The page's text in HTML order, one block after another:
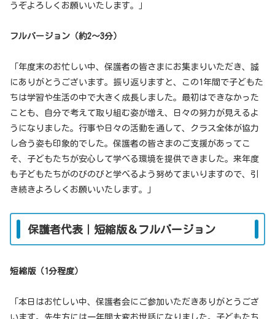
うぞよろしくお願いいたします。」
フルバージョン（約2〜3分）
「年度末のお忙しい中、保護者の皆さまにお集まりいただき、誠
にありがとうございます。振り返りますと、この1年間で子どもた
ちは学習や生活の中で大きく成長しました。最初はできなかった
ことも、自分で考えて取り組む姿が増え、日々の努力が見えるよ
うになりました。行事や日々の活動を通して、クラス全体が協力
し合う姿も印象的でした。保護者の皆さまのご支援があってこ
そ、子どもたちが安心して学べる環境を提供できました。来年度
も子どもたちがのびのびと学べるよう努めてまいりますので、引
き続きよろしくお願いいたします。」
保護者代表｜短縮版＆フルバージョン
短縮版（1分程度）
「本日はお忙しい中、保護者会にご参加いただきありがとうござ
います。先生方には一年間大変お世話になりました。子どもたち